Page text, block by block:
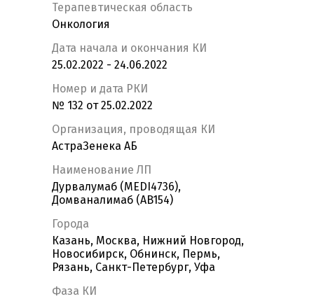
Терапевтическая область
Онкология
Дата начала и окончания КИ
25.02.2022 - 24.06.2022
Номер и дата РКИ
№ 132 от 25.02.2022
Организация, проводящая КИ
АстраЗенека АБ
Наименование ЛП
Дурвалумаб (MEDI4736),
Домваналимаб (AB154)
Города
Казань, Москва, Нижний Новгород,
Новосибирск, Обнинск, Пермь,
Рязань, Санкт-Петербург, Уфа
Фаза КИ